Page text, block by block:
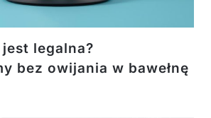
legalna?
bez owijania w bawełnę